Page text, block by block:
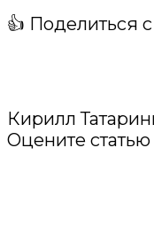
👍 Поделиться
Кирилл
Оцените статью